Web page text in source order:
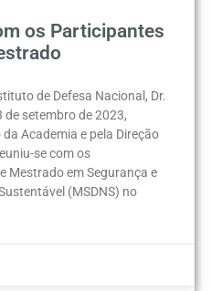
os Participantes
de Defesa Nacional, Dr.
de setembro de 2023,
Academia e pela Direção
se com os
Mestrado em Segurança e
(MSDNS) no